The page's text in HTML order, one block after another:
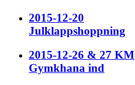
2015-12-20
Julklappshoppning
2015-12-26 & 27 KM
Gymkhana ind